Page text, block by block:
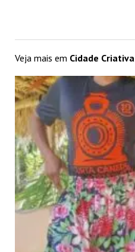
Veja mais em Cidade Criativa